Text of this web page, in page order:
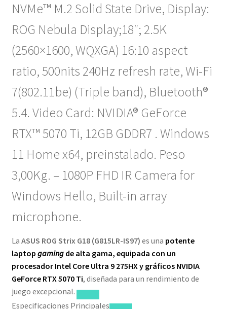
NVMe™ M.2 Solid State Drive, Display:
ROG Nebula Display;18″; 2.5K
(2560×1600, WQXGA) 16:10 aspect
ratio, 500nits 240Hz refresh rate, Wi-Fi
7(802.11be) (Triple band), Bluetooth®
5.4. Video Card: NVIDIA® GeForce
RTX™ 5070 Ti, 12GB GDDR7 . Windows
11 Home x64, preinstalado. Peso
3,00Kg. – 1080P FHD IR Camera for
Windows Hello, Built-in array
microphone.
La ASUS ROG Strix G18 (G815LR-IS97) es una potente
laptop gamingde alta gama, equipada con un
procesador Intel Core Ultra 9 275HX y gráficos NVIDIA
GeForce RTX 5070 Ti, diseñada para un rendimiento de
juego excepcional.
Especificaciones Principales